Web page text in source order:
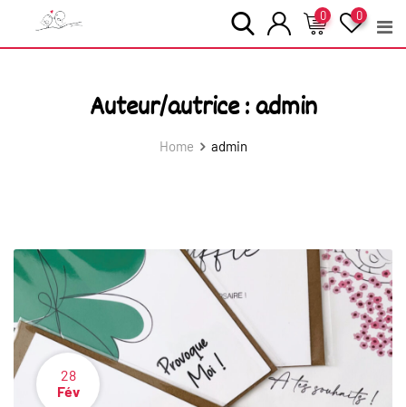
0
0
Auteur/autrice :admin
Home admin
28
Fév